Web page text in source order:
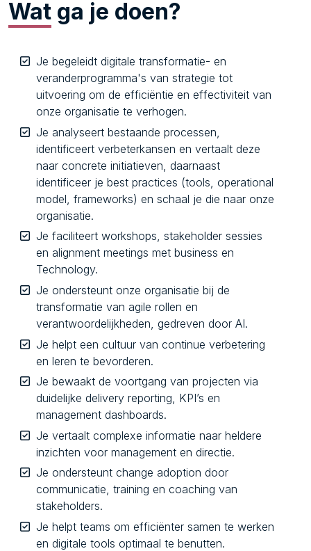
Wat ga je doen?
Je begeleidt digitale transformatie- en
veranderprogramma's van strategie tot
uitvoering om de efficiëntie en effectiviteit van
onze organisatie te verhogen.
Je analyseert bestaande processen,
identificeert verbeterkansen en vertaalt deze
naar concrete initiatieven, daarnaast
identificeer je best practices (tools, operational
model, frameworks) en schaal je die naar onze
organisatie.
Je faciliteert workshops, stakeholder sessies
en alignment meetings met business en
Technology.
Je ondersteunt onze organisatie bij de
transformatie van agile rollen en
verantwoordelijkheden, gedreven door AI.
Je helpt een cultuur van continue verbetering
en leren te bevorderen.
Je bewaakt de voortgang van projecten via
duidelijke delivery reporting, KPI’s en
management dashboards.
Je vertaalt complexe informatie naar heldere
inzichten voor management en directie.
Je ondersteunt change adoption door
communicatie, training en coaching van
stakeholders.
Je helpt teams om efficiënter samen te werken
en digitale tools optimaal te benutten.